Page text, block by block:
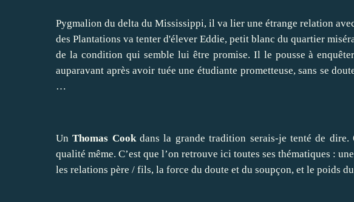
Pygmalion du delta du Mississippi, il va lier une étrange relation
des Plantations va tenter d'élever Eddie, petit blanc du quartier
de la condition qui semble lui être promise. Il le pousse à
auparavant après avoir tuée une étudiante prometteuse, sans se
…
UnThomas Cookdans la grande tradition serais-je tenté de dire.
qualité même. C’est que l’on retrouve ici toutes ses thématiques :
les relations père / fils, la force du doute et du soupçon, et le poids du